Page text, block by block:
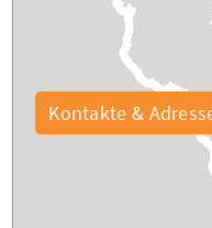
Kontakte &